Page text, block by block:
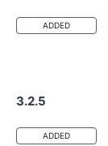
ADDED
3.2.5
ADDED